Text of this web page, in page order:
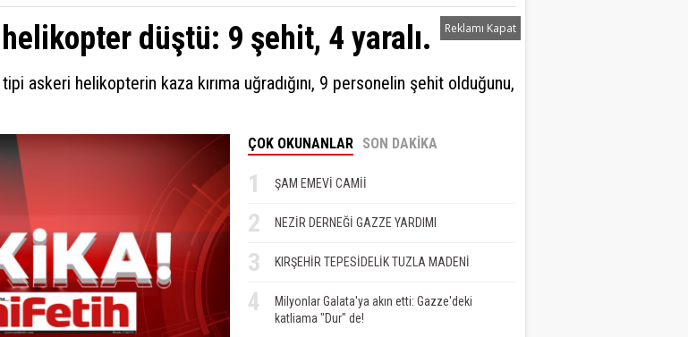
Reklamı Kapat
düştü: 9 şehit, 4 yaralı.
askeri helikopterin kaza kırıma uğradığını, 9 personelin şehit olduğunu,
ÇOK OKUNANLAR SON DAKİKA
1 ŞAM EMEVİ CAMİİ
2 NEZİR DERNEĞİ GAZZE YARDIMI
3 KIRŞEHİR TEPESİDELİK TUZLA MADENİ
4
Milyonlar Galata'ya akın etti: Gazze'deki
katliama "Dur" de!
KERBELA BİTMEDİ,
YEZİD DE ÖLMEDİ
Zafer Çam